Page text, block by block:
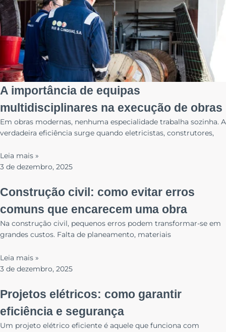
A importância de equipas
multidisciplinares na execução de obras
Em obras modernas, nenhuma especialidade trabalha sozinha. A
verdadeira eficiência surge quando eletricistas, construtores,
Leia mais »
3 de dezembro, 2025
Construção civil: como evitar erros
comuns que encarecem uma obra
Na construção civil, pequenos erros podem transformar-se em
grandes custos. Falta de planeamento, materiais
Leia mais »
3 de dezembro, 2025
Projetos elétricos: como garantir
eficiência e segurança
Um projeto elétrico eficiente é aquele que funciona com
chance de ver
conteúdo e
ofertas
personalizadas.